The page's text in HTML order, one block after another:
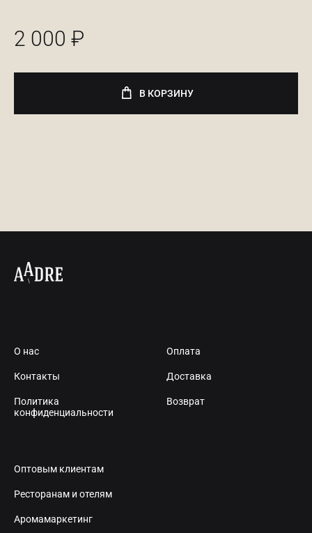
2 000 ₽
В КОРЗИНУ
О нас
Контакты
Политика
конфиденциальности
Оплата
Доставка
Возврат
Оптовым клиентам
Ресторанам и отелям
Аромамаркетинг